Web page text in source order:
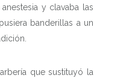
y clavaba las
banderillas a un
que sustituyó la